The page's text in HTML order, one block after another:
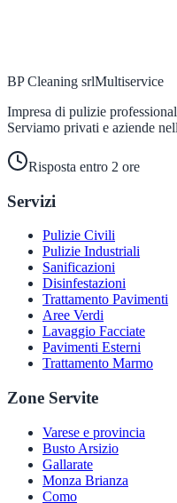
BP Cleaning srlMultiservice
Impresa di pulizie
Serviamo privati e aziende
Risposta entro 2 ore
Servizi
Pulizie Civili
Pulizie Industriali
Sanificazioni
Disinfestazioni
Trattamento Pavimenti
Aree Verdi
Lavaggio Facciate
Pavimenti Esterni
Trattamento Marmo
Zone Servite
Varese e provincia
Busto Arsizio
Gallarate
Monza Brianza
Como